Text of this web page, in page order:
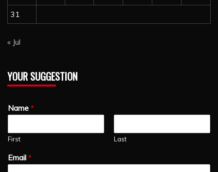
31
« Jul
YOUR SUGGESTION
Name *
First Last
Email *